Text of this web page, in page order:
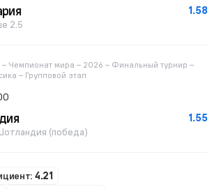
1.58
2.5
Чемпионат мира – 2026 – Финальный турнир –
– Групповой этап
1.55
(победа)
4.21